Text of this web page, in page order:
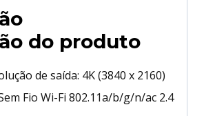
do produto
de saída: 4K (3840 x 2160)
Fio Wi-Fi 802.11a/b/g/n/ac 2.4